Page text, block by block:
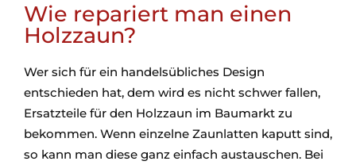
Wie repariert man einen
Holzzaun?
Wer sich für ein handelsübliches Design
entschieden hat, dem wird es nicht schwer fallen,
Ersatzteile für den Holzzaun im Baumarkt zu
bekommen. Wenn einzelne Zaunlatten kaputt sind,
so kann man diese ganz einfach austauschen. Bei